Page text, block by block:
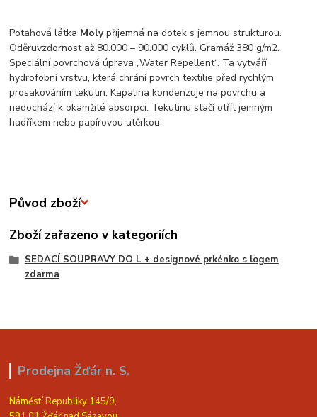
Potahová látka Molypříjemná na dotek s jemnou strukturou.
Oděruvzdornost až 80.000 – 90.000 cyklů. Gramáž 380 g/m2.
Speciální povrchová úprava „Water Repellent“. Ta vytváří
hydrofobní vrstvu, která chrání povrch textilie před rychlým
prosakováním tekutin. Kapalina kondenzuje na povrchu a
nedochází k okamžité absorpci. Tekutinu stačí otřít jemným
hadříkem nebo papírovou utěrkou.
Původ zboží
Zboží zařazeno v kategoriích
SEDACÍ SOUPRAVY DO L + designové prkénko s logem
zdarma
Prodejna Žďár n. S.
Náměstí Republiky 145/9,